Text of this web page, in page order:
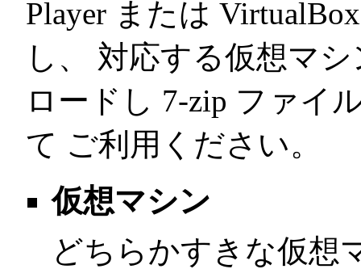
Player または
し、 対応する仮想マ
ロードし 7-zip ファイ
て ご利用ください。
仮想マシン
どちらかすきな仮想